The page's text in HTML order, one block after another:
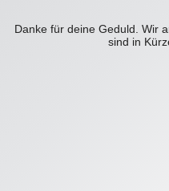
Danke für deine Geduld. Wir
sind in